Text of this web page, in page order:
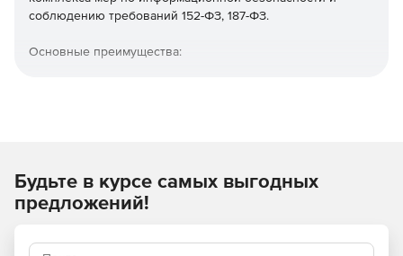
соблюдению требований 152-ФЗ, 187-ФЗ.
Основные преимущества:
Управление мероприятиями и планирование
активности.
Будьте в курсе самых выгодных
предложений!